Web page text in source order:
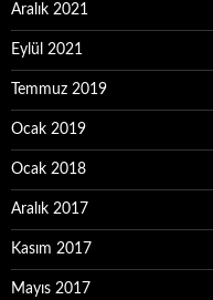
Aralık 2021
Eylül 2021
Temmuz 2019
Ocak 2019
Ocak 2018
Aralık 2017
Kasım 2017
Mayıs 2017